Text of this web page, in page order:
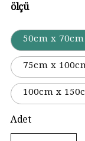
ölçü
50cm x 70cm
75cm x
100cm x
Adet